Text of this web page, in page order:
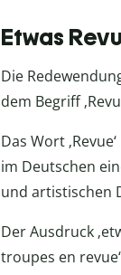
Etwas
Die
dem Begriff
Das Wort
im Deutschen
und artistischen
Der Ausdruck
troupes en